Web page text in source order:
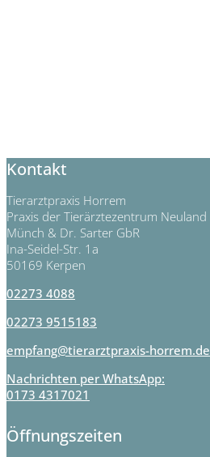
Kontakt
Tierarztpraxis Horrem
Praxis der Tierärztezentrum Neuland
Münch & Dr. Sarter GbR
Ina-Seidel-Str. 1a
50169 Kerpen
02273 4088
02273 9515183
empfang@tierarztpraxis-horrem.de
Nachrichten per WhatsApp:
0173 4317021
Öffnungszeiten